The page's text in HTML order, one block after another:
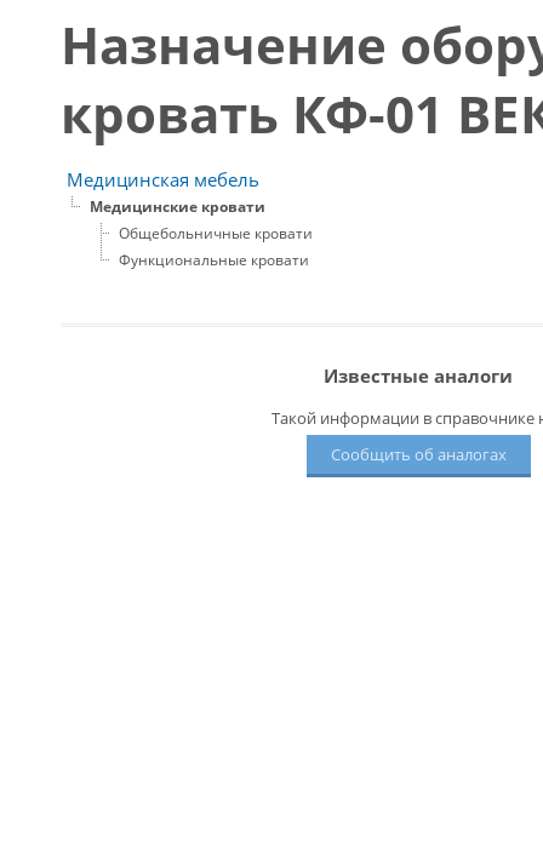
Назначение
кровать КФ-01
Медицинская мебель
Медицинские кровати
Общебольничные кровати
Функциональные кровати
Известные аналоги
Такой информации в справочнике
Сообщить об аналогах